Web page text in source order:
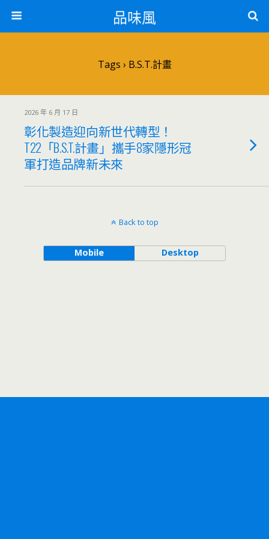
品味風
Tags › B.S.T.計畫
2026 年 6 月 17 日
彰化製造迎向新世代轉型！
T22「B.S.T.計畫」攜手8家隱形冠
軍打造品牌新未來
Back to top
Mobile Desktop